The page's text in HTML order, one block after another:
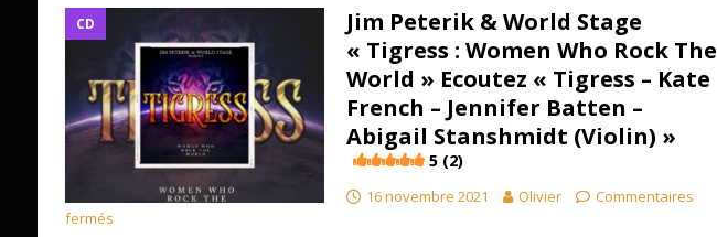
CD
Jim Peterik & World Stage
« Tigress : Women Who Rock The
World » Ecoutez « Tigress – Kate
French – Jennifer Batten –
Abigail Stanshmidt (Violin) »
5 (2)
16 novembre 2021 Olivier
Commentaires
fermés